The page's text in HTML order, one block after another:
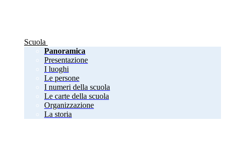
Scuola
Panoramica
Presentazione
I luoghi
Le persone
I numeri della scuola
Le carte della scuola
Organizzazione
La storia